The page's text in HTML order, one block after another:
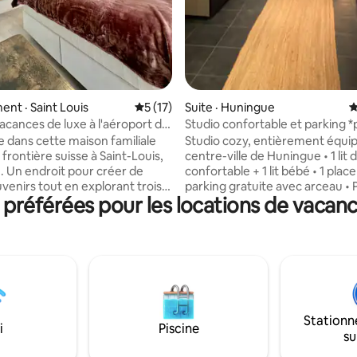
· Saint Louis Note moyenne de 5 sur 5, 17
5 (17)
de luxe à l'aéroport de
stationnement gratuit
dans cette maison familiale
frontière suisse à Saint-Louis,
Un endroit pour créer de
tout en explorant trois
l'Allemagne et la France.
les familles, il allie luxe,
de sports en salle
bowling, sports d'équipe,
Restaurants, McDonald,
bar à cocktails.
Suite · Huningue
Studio confortable et parking
frontière suisse de Bâle
Studio cozy, entièrement
centre-ville de Huningue • 1 lit
confortable + 1 lit bébé • 1
parking gratuite avec arceau •
la place Abbatucci, du Rhin, du
Trois Pays, Parc des Eaux Vives
Centre-ville de Bâle à 15
• Bus et tram vers le centre de
SBB à 25 minutes en
Restaurants, bars à 100 m •
🇬🇧
pour les locations de
Piscine